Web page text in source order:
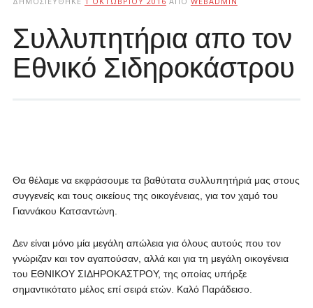
Συλλυπητήρια απο τον
Εθνικό Σιδηροκάστρου
Θα θέλαμε να εκφράσουμε τα βαθύτατα συλλυπητήριά μας στους
συγγενείς και τους οικείους της οικογένειας, για τον χαμό του
Γιαννάκου Κατσαντώνη.
Δεν είναι μόνο μία μεγάλη απώλεια για όλους αυτούς που τον
γνώριζαν και τον αγαπούσαν, αλλά και για τη μεγάλη οικογένεια
του ΕΘΝΙΚΟΥ ΣΙΔΗΡΟΚΑΣΤΡΟΥ, της οποίας υπήρξε
σημαντικότατο μέλος επί σειρά ετών. Καλό Παράδεισο.